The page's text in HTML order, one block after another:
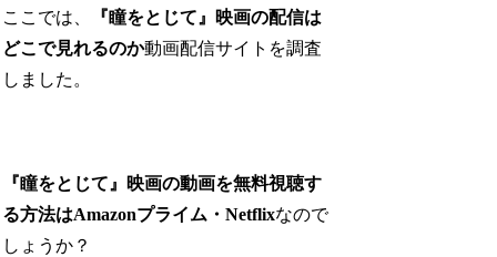
ここでは、
『瞳をとじて』映画の配信は
どこで見れるのか動画配信サイトを調査
しました。
『瞳をとじて』映画の動画を無料視聴す
る方法はAmazonプライム・Netflixなので
しょうか？